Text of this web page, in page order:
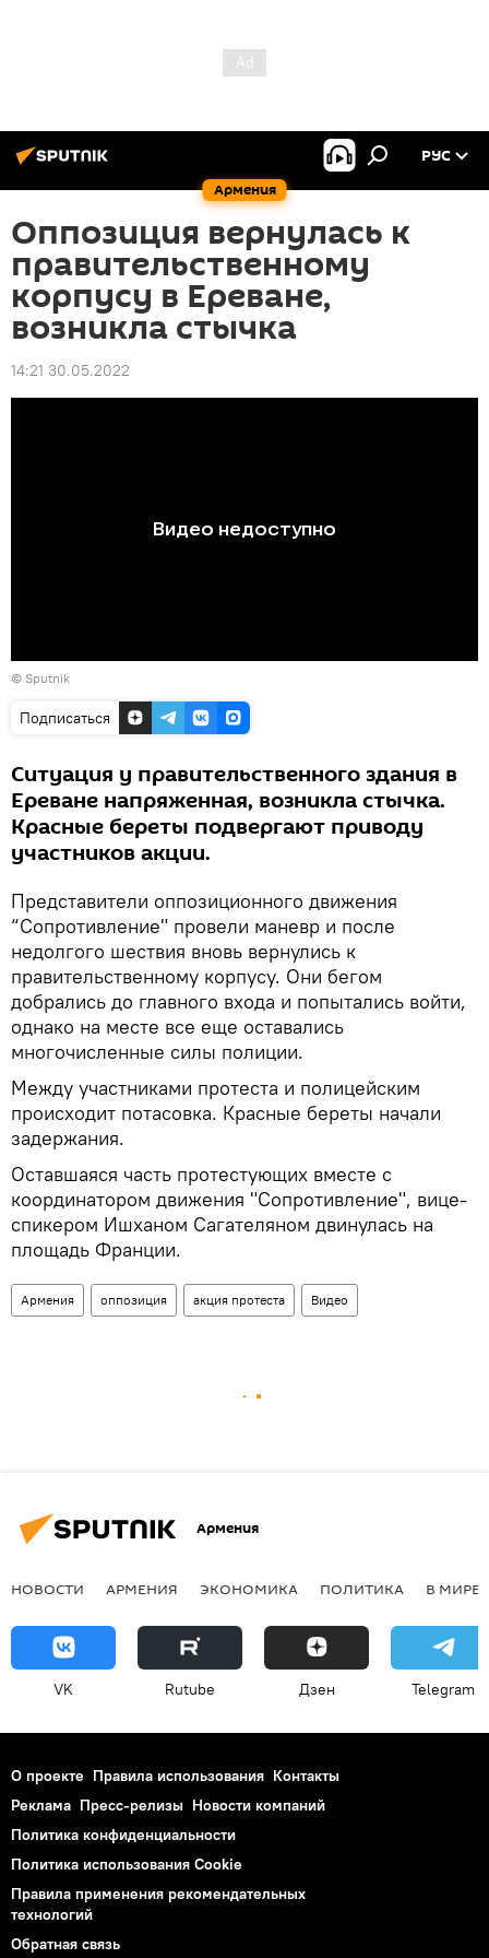
Армения
РУС
Оппозиция вернулась к
правительственному
корпусу в Ереване,
возникла стычка
14:21 30.05.2022
© Sputnik
Подписаться
Ситуация у правительственного здания в
Ереване напряженная, возникла стычка.
Красные береты подвергают приводу
участников акции.
Представители оппозиционного движения
“Сопротивление" провели маневр и после
недолгого шествия вновь вернулись к
правительственному корпусу. Они бегом
добрались до главного входа и попытались войти,
однако на месте все еще оставались
многочисленные силы полиции.
Между участниками протеста и полицейским
происходит потасовка. Красные береты начали
задержания.
Оставшаяся часть протестующих вместе с
координатором движения "Сопротивление", вице-
спикером Ишханом Сагателяном двинулась на
площадь Франции.
Армения оппозиция акция протеста Видео
Армения
НОВОСТИ АРМЕНИЯ ЭКОНОМИКА ПОЛИТИКА В МИРЕ
VK Rutube Дзен Telegram
О проекте Правила использования Контакты
Реклама Пресс-релизы Новости компаний
Политика конфиденциальности
Политика использования Cookie
Правила применения рекомендательных
технологий
Обратная связь